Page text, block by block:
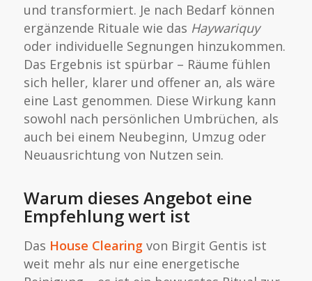
und transformiert. Je nach Bedarf können
ergänzende Rituale wie das Haywariquy
oder individuelle Segnungen hinzukommen.
Das Ergebnis ist spürbar – Räume fühlen
sich heller, klarer und offener an, als wäre
eine Last genommen. Diese Wirkung kann
sowohl nach persönlichen Umbrüchen, als
auch bei einem Neubeginn, Umzug oder
Neuausrichtung von Nutzen sein.
Warum dieses Angebot eine
Empfehlung wert ist
Das House Clearingvon Birgit Gentis ist
weit mehr als nur eine energetische